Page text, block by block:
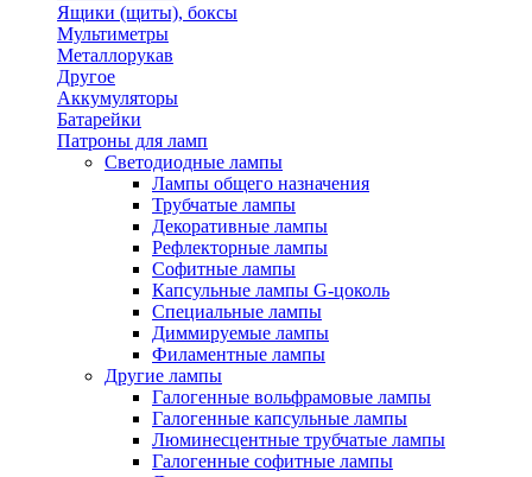
Ящики (щиты), боксы
Мультиметры
Металлорукав
Другое
Аккумуляторы
Батарейки
Патроны для ламп
Светодиодные лампы
Лампы общего назначения
Трубчатые лампы
Декоративные лампы
Рефлекторные лампы
Софитные лампы
Капсульные лампы G-цоколь
Специальные лампы
Диммируемые лампы
Филаментные лампы
Другие лампы
Галогенные вольфрамовые лампы
Галогенные капсульные лампы
Люминесцентные трубчатые лампы
Галогенные софитные лампы